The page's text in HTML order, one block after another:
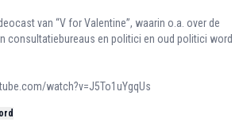
van “V for Valentine”, waarin o.a. over de
consultatiebureaus en politici en oud politici word
watch?v=J5To1uYgqUs